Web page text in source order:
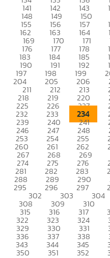
141 142 143
148 149 150
155 156 157
162 163 164
169 170 171
176 177 178
183 184 185
190 191 192
197 198 199
204 205 206
211 212 213
218 219 220
225 226 227
232 233 234
239 240 241
246 247 248
253 254 255
260 261 262
267 268 269
274 275 276
281 282 283
288 289 290
295 296 297
302 303 304
308 309 310
315 316 317
322 323 324
329 330 331
336 337 338
343 344 345
350 351 352